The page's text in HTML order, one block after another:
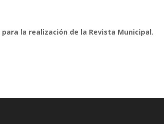
la realización de la Revista Municipal.